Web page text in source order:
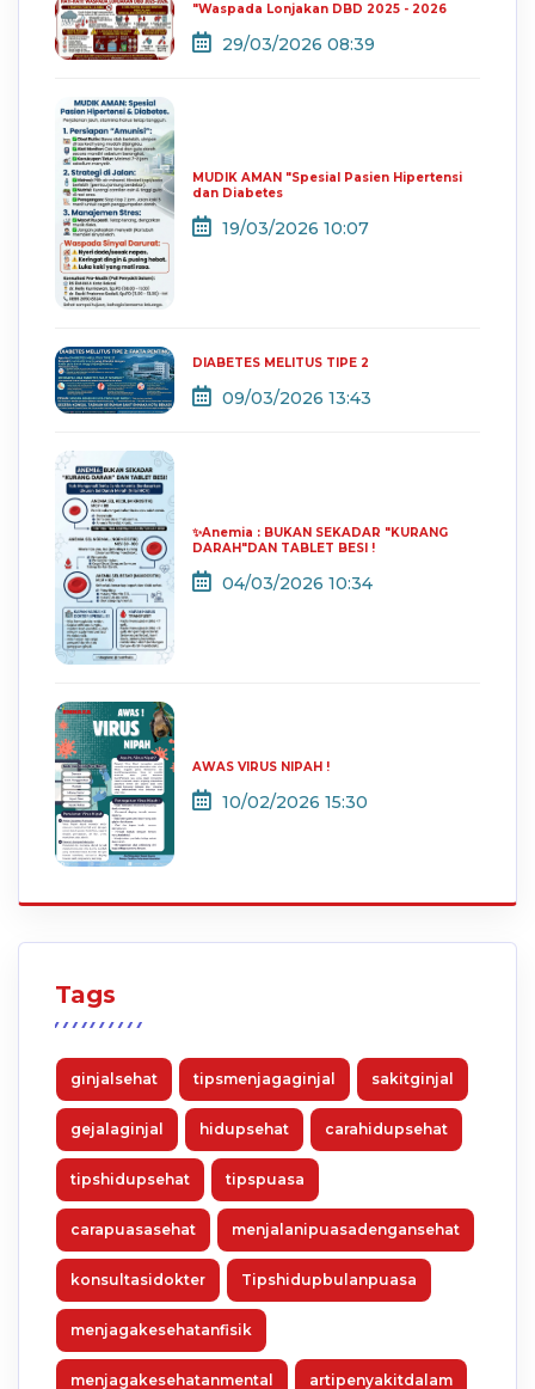
"Waspada Lonjakan DBD 2025 - 2026
29/03/2026 08:39
MUDIK AMAN "Spesial Pasien Hipertensi
dan Diabetes
19/03/2026 10:07
DIABETES MELITUS TIPE 2
09/03/2026 13:43
✨Anemia : BUKAN SEKADAR "KURANG
DARAH"DAN TABLET BESI !
04/03/2026 10:34
AWAS VIRUS NIPAH !
10/02/2026 15:30
Tags
ginjalsehat tipsmenjagaginjal sakitginjal
gejalaginjal hidupsehat carahidupsehat
tipshidupsehat tipspuasa
carapuasasehat menjalanipuasadengansehat
konsultasidokter Tipshidupbulanpuasa
menjagakesehatanfisik
menjagakesehatanmental artipenyakitdalam